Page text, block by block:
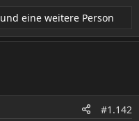
und eine weitere Person
#1.142